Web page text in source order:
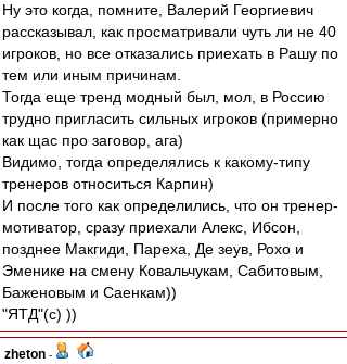
Ну это когда, помните, Валерий Георгиевич
рассказывал, как просматривали чуть ли не 40
игроков, но все отказались приехать в Рашу по
тем или иным причинам.
Тогда еще тренд модный был, мол, в Россию
трудно пригласить сильных игроков (примерно
как щас про заговор, ага)
Видимо, тогда определялись к какому-типу
тренеров относиться Карпин)
И после того как определились, что он тренер-
мотиватор, сразу приехали Алекс, Ибсон,
позднее Макгиди, Пареха, Де зеув, Рохо и
Эменике на смену Ковальчукам, Сабитовым,
Баженовым и Саенкам))
"ЯТД"(с) ))
zheton -